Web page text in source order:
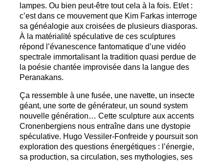
lampes. Ou bien peut-être tout cela à la fois. Et/et :
c’est dans ce mouvement que Kim Farkas interroge
sa généalogie aux croisées de plusieurs diasporas.
À la matérialité spéculative de ces sculptures
répond l’évanescence fantomatique d’une vidéo
spectrale immortalisant la tradition quasi perdue de
la poésie chantée improvisée dans la langue des
Peranakans.
Ça ressemble à une fusée, une navette, un insecte
géant, une sorte de générateur, un sound system
nouvelle génération… Cette sculpture aux accents
Cronenbergiens nous entraîne dans une dystopie
spéculative. Hugo Vessiler-Fonfreide y poursuit son
exploration des questions énergétiques : l’énergie,
sa production, sa circulation, ses mythologies, ses